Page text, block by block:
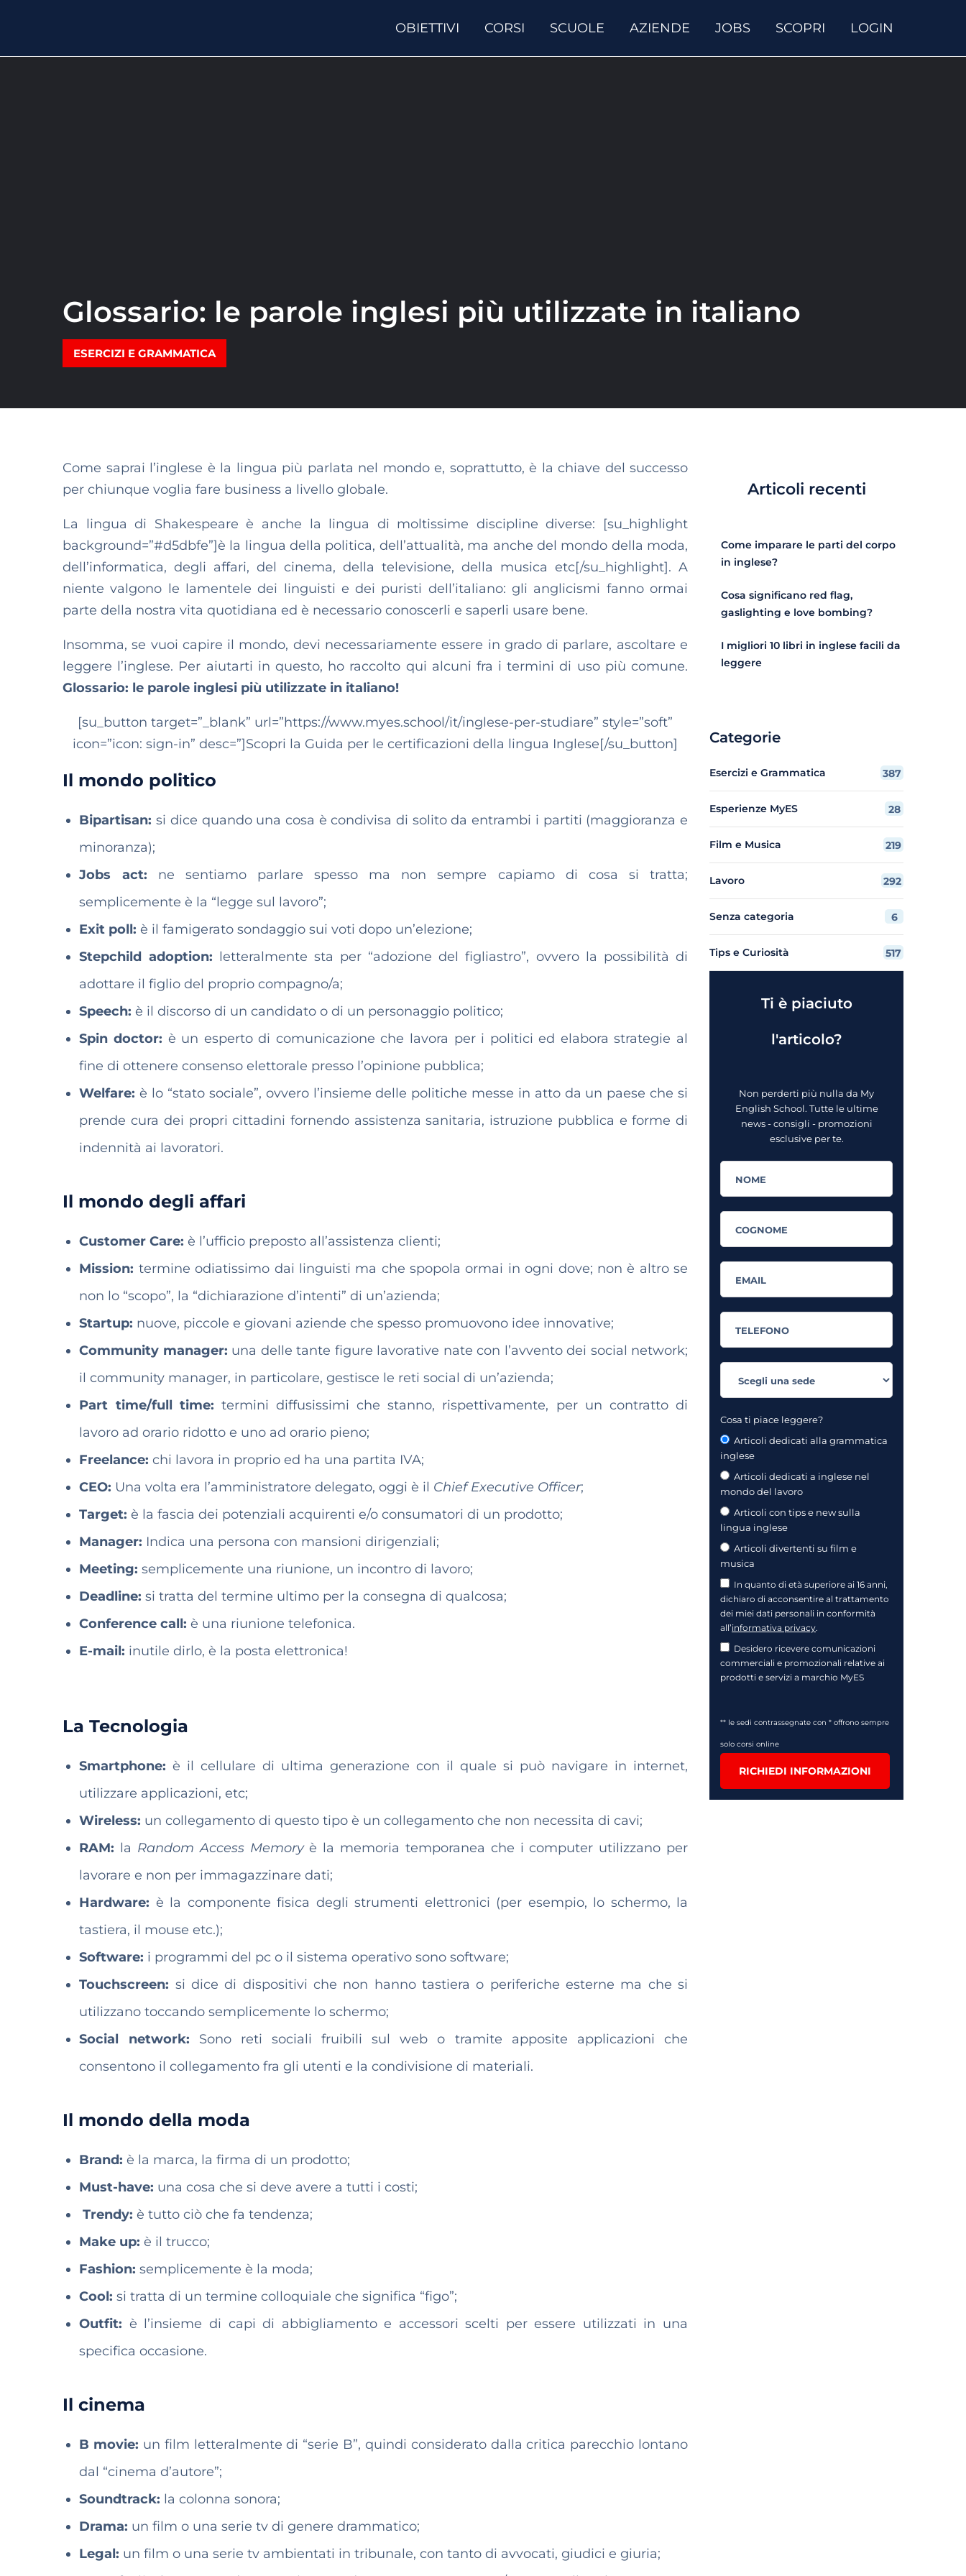
OBIETTIVI CORSI SCUOLE AZIENDE JOBS SCOPRI LOGIN
Glossario: le parole inglesi più utilizzate in italiano
ESERCIZI E GRAMMATICA
Come saprai l’inglese è la lingua più parlata nel mondo e, soprattutto, è la chiave del successo
per chiunque voglia fare business a livello globale.
La lingua di Shakespeare è anche la lingua di moltissime discipline diverse: [su_highlight
background=”#d5dbfe”]è la lingua della politica, dell’attualità, ma anche del mondo della moda,
dell’informatica, degli affari, del cinema, della televisione, della musica etc[/su_highlight]. A
niente valgono le lamentele dei linguisti e dei puristi dell’italiano: gli anglicismi fanno ormai
parte della nostra vita quotidiana ed è necessario conoscerli e saperli usare bene.
Insomma, se vuoi capire il mondo, devi necessariamente essere in grado di parlare, ascoltare e
leggere l’inglese. Per aiutarti in questo, ho raccolto qui alcuni fra i termini di uso più comune.
Glossario: le parole inglesi più utilizzate in italiano!
[su_button target=”_blank” url=”https://www.myes.school/it/inglese-per-studiare” style=”soft”
icon=”icon: sign-in” desc=”]Scopri la Guida per le certificazioni della lingua Inglese[/su_button]
Il mondo politico
Bipartisan: si dice quando una cosa è condivisa di solito da entrambi i partiti (maggioranza e
minoranza);
Jobs act: ne sentiamo parlare spesso ma non sempre capiamo di cosa si tratta;
semplicemente è la “legge sul lavoro”;
Exit poll: è il famigerato sondaggio sui voti dopo un’elezione;
Stepchild adoption: letteralmente sta per “adozione del figliastro”, ovvero la possibilità di
adottare il figlio del proprio compagno/a;
Speech: è il discorso di un candidato o di un personaggio politico;
Spin doctor: è un esperto di comunicazione che lavora per i politici ed elabora strategie al
fine di ottenere consenso elettorale presso l’opinione pubblica;
Welfare:è lo “stato sociale”, ovvero l’insieme delle politiche messe in atto da un paese che si
prende cura dei propri cittadini fornendo assistenza sanitaria, istruzione pubblica e forme di
indennità ai lavoratori.
Il mondo degli affari
Customer Care:è l’ufficio preposto all’assistenza clienti;
Mission: termine odiatissimo dai linguisti ma che spopola ormai in ogni dove; non è altro se
non lo “scopo”, la “dichiarazione d’intenti” di un’azienda;
Startup: nuove, piccole e giovani aziende che spesso promuovono idee innovative;
Community manager: una delle tante figure lavorative nate con l’avvento dei social network;
il community manager, in particolare, gestisce le reti social di un’azienda;
Part time/full time: termini diffusissimi che stanno, rispettivamente, per un contratto di
lavoro ad orario ridotto e uno ad orario pieno;
Freelance:chi lavora in proprio ed ha una partita IVA;
CEO: Una volta era l’amministratore delegato, oggi è il Chief Executive Officer;
Target: è la fascia dei potenziali acquirenti e/o consumatori di un prodotto;
Manager: Indica una persona con mansioni dirigenziali;
Meeting: semplicemente una riunione, un incontro di lavoro;
Deadline:si tratta del termine ultimo per la consegna di qualcosa;
Conference call:è una riunione telefonica.
E-mail: inutile dirlo, è la posta elettronica!
La Tecnologia
Smartphone:è il cellulare di ultima generazione con il quale si può navigare in internet,
utilizzare applicazioni, etc;
Wireless: un collegamento di questo tipo è un collegamento che non necessita di cavi;
RAM: la Random Access Memoryè la memoria temporanea che i computer utilizzano per
lavorare e non per immagazzinare dati;
Hardware: è la componente fisica degli strumenti elettronici (per esempio, lo schermo, la
tastiera, il mouse etc.);
Software: i programmi del pc o il sistema operativo sono software;
Touchscreen: si dice di dispositivi che non hanno tastiera o periferiche esterne ma che si
utilizzano toccando semplicemente lo schermo;
Social network: Sono
reti sociali fruibili sul web o tramite apposite applicazioni che
consentono il collegamento fra gli utenti e la condivisione di materiali.
Il mondo della moda
Brand:è la marca, la firma di un prodotto;
Must-have: una cosa che si deve avere a tutti i costi;
Trendy:è tutto ciò che fa tendenza;
Make up: è il trucco;
Fashion:semplicemente è la moda;
Cool:si tratta di un termine colloquiale che significa “figo”;
Outfit: è l’insieme di capi di abbigliamento e accessori scelti per essere utilizzati in una
specifica occasione.
Il cinema
B movie: un film letteralmente di “serie B”, quindi considerato dalla critica parecchio lontano
dal “cinema d’autore”;
Soundtrack: la colonna sonora;
Drama: un film o una serie tv di genere drammatico;
Legal: un film o una serie tv ambientati in tribunale, con tanto di avvocati, giudici e giuria;
Articoli recenti
Come imparare le parti del corpo
in inglese?
Cosa significano red flag,
gaslighting e love bombing?
I migliori 10 libri in inglese facili da
leggere
Categorie
Esercizi e Grammatica 387
Esperienze MyES 28
Film e Musica 219
Lavoro 292
Senza categoria 6
Tips e Curiosità 517
Ti è piaciuto
l'articolo?
Non perderti più nulla da My
English School. Tutte le ultime
news - consigli - promozioni
esclusive per te.
Cosa ti piace leggere?
Articoli dedicati alla grammatica
inglese
Articoli dedicati a inglese nel
mondo del lavoro
Articoli con tips e new sulla
lingua inglese
Articoli divertenti su film e
musica
In quanto di età superiore ai 16 anni,
dichiaro di acconsentire al trattamento
dei miei dati personali in conformità
all’informativa privacy.
Desidero ricevere comunicazioni
commerciali e promozionali relative ai
prodotti e servizi a marchio MyES
** le sedi contrassegnate con * offrono sempre
solo corsi online
RICHIEDI INFORMAZIONI